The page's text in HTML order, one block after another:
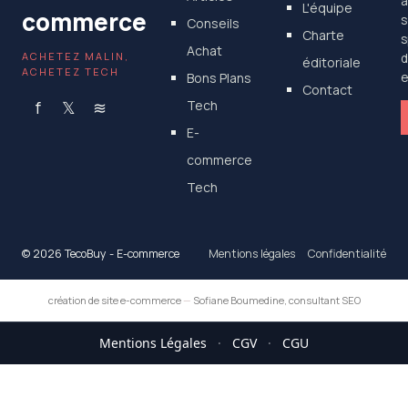
commerce
ACHETEZ MALIN,
ACHETEZ TECH
f 𝕏 ≋
Conseils
Achat
Bons Plans
Tech
E-
commerce
Tech
L'équipe
Charte
éditoriale
Contact
© 2026 TecoBuy - E-commerce Mentions légales Confidentialité
création de site e-commerce— Sofiane Boumedine, consultant SEO
Mentions Légales · CGV · CGU